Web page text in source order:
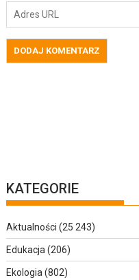
KATEGORIE
Aktualności (25 243)
Edukacja (206)
Ekologia (802)